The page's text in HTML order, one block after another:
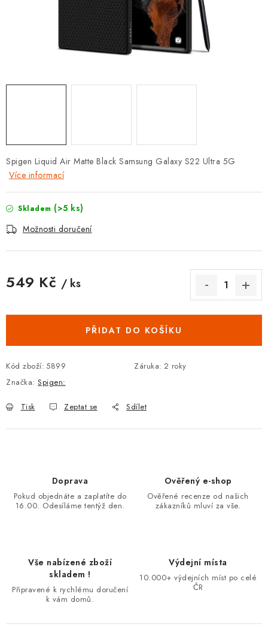
HODNOCENÍ OBCHODU
Jak nakupovat
Spigen Liquid Air Matte Black Samsung Galaxy S22 Ultra 5G
Více informací
Skladem (>5 ks)
Možnosti doručení
549 Kč / ks
PŘIDAT DO KOŠÍKU
Kód zboží: 5899 Záruka: 2 roky
Značka: Spigen:
Tisk Zeptat se Sdílet
Doprava
Pokud objednáte a zaplatíte do
16.00. Odesíláme tentýž den.
Ověřený e-shop
Ověřené recenze od našich
zákazníků mluví za vše.
Vše nabízené zboží
skladem !
Připravené k rychlému doručení
k vám domů.
Výdejní místa
10.000+ výdejních míst po celé
ČR